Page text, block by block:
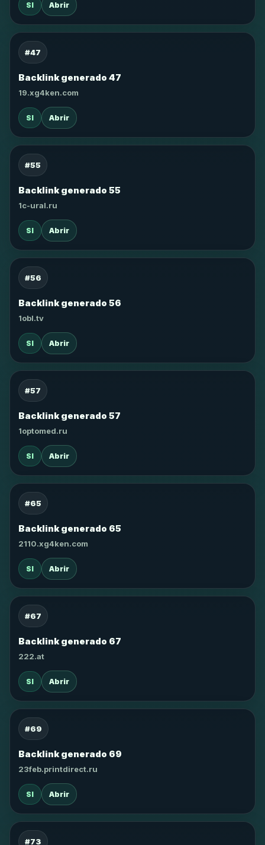
SI Abrir
#47
Backlink generado 47
19.xg4ken.com
SI Abrir
#55
Backlink generado 55
1c-ural.ru
SI Abrir
#56
Backlink generado 56
1obl.tv
SI Abrir
#57
Backlink generado 57
1optomed.ru
SI Abrir
#65
Backlink generado 65
2110.xg4ken.com
SI Abrir
#67
Backlink generado 67
222.at
SI Abrir
#69
Backlink generado 69
23feb.printdirect.ru
SI Abrir
#73